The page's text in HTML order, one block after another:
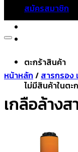
ไม่มีสินค้า
ตะกร้าสินค้า
ไม่มีสินค้าในตะ
สมัครสมาชิก
หน้าหลัก / สารกรอง
เกลือล้าง